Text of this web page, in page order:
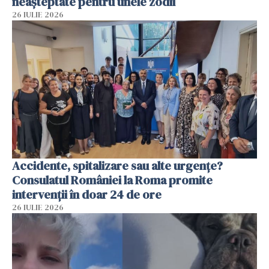
26 IULIE 2026
Accidente, spitalizare sau alte urgențe?
Consulatul României la Roma promite
intervenții în doar 24 de ore
26 IULIE 2026